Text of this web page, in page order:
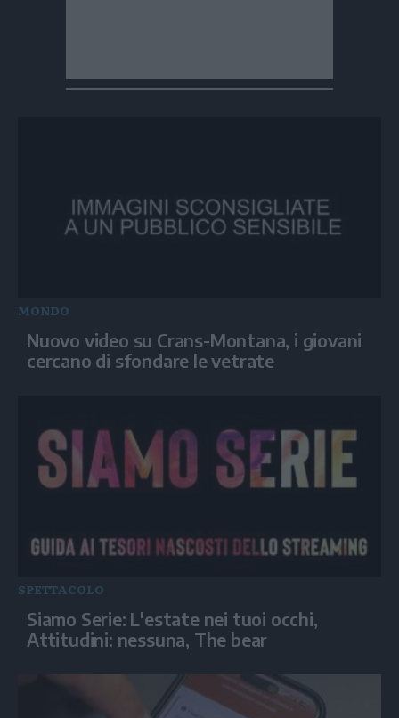
MONDO
Nuovo video su Crans-Montana, i giovani
cercano di sfondare le vetrate
SPETTACOLO
Siamo Serie: L'estate nei tuoi occhi,
Attitudini: nessuna, The bear